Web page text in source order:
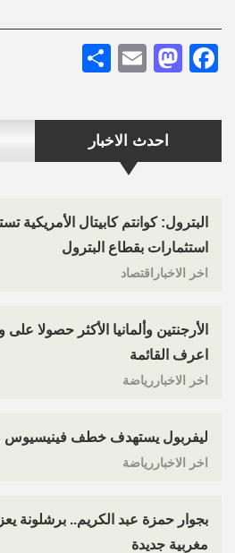
احدث الاخبار
البترول: كوانتم كابيتال
استثمارات بقطاع البترول
اخر الاخباراقتصاد
الأرجنتين وألمانيا الأكثر حصولا
اعرف القائمة
اخر الاخباررياضة
ليفربول يستهدف خطف فينيسيوس
اخر الاخباررياضة
بجوار حمزة عبد الكريم.. برشلونة
مغربية جديدة
Facebook
Mastodon
Email